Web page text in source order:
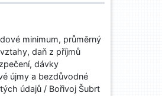
minimum, průměrný
daň z příjmů
dávky
újmy a bezdůvodné
údajů / Bořivoj Šubrt